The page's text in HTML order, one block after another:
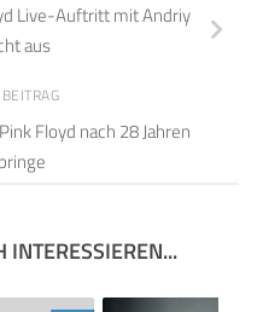
Live-Auftritt mit Andriy
aus
Floyd nach 28 Jahren
INTERESSIEREN...